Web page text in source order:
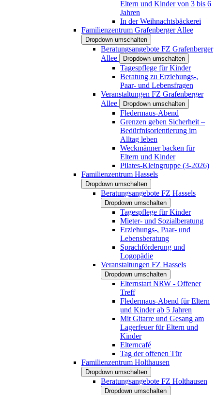
Eltern und Kinder von 3 bis 6
Jahren
In der Weihnachtsbäckerei
Familienzentrum Grafenberger Allee
Dropdown umschalten
Beratungsangebote FZ Grafenberger
Allee
Dropdown umschalten
Tagespflege für Kinder
Beratung zu Erziehungs-,
Paar- und Lebensfragen
Veranstaltungen FZ Grafenberger
Allee
Dropdown umschalten
Fledermaus-Abend
Grenzen geben Sicherheit –
Bedürfnisorientierung im
Alltag leben
Weckmänner backen für
Eltern und Kinder
Pilates-Kleingruppe (3-2026)
Familienzentrum Hassels
Dropdown umschalten
Beratungsangebote FZ Hassels
Dropdown umschalten
Tagespflege für Kinder
Mieter- und Sozialberatung
Erziehungs-, Paar- und
Lebensberatung
Sprachförderung und
Logopädie
Veranstaltungen FZ Hassels
Dropdown umschalten
Elternstart NRW - Offener
Treff
Fledermaus-Abend für Eltern
und Kinder ab 5 Jahren
Mit Gitarre und Gesang am
Lagerfeuer für Eltern und
Kinder
Elterncafé
Tag der offenen Tür
Familienzentrum Holthausen
Dropdown umschalten
Beratungsangebote FZ Holthausen
Dropdown umschalten